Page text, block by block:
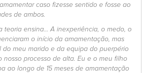
caso fizesse sentido e fosse ao
de ambos.
teoria ensina… A inexperiência, o medo, o
o início da amamentação, mas
do meu marido e da equipa do puerpério
processo de alta. Eu e o meu filho
ao longo de 15 meses de amamentação